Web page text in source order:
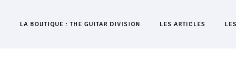
LA BOUTIQUE : THE GUITAR DIVISION LES ARTICLES